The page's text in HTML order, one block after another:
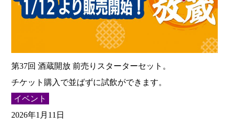
第37回 酒蔵開放 前売りスターターセット。
チケット購入で並ばずに試飲ができます。
イベント
2026年1月11日